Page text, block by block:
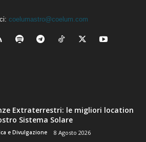
coelumastro@coelum.com
Extraterrestri: le migliori location
Sistema Solare
e Divulgazione 8 Agosto 2026